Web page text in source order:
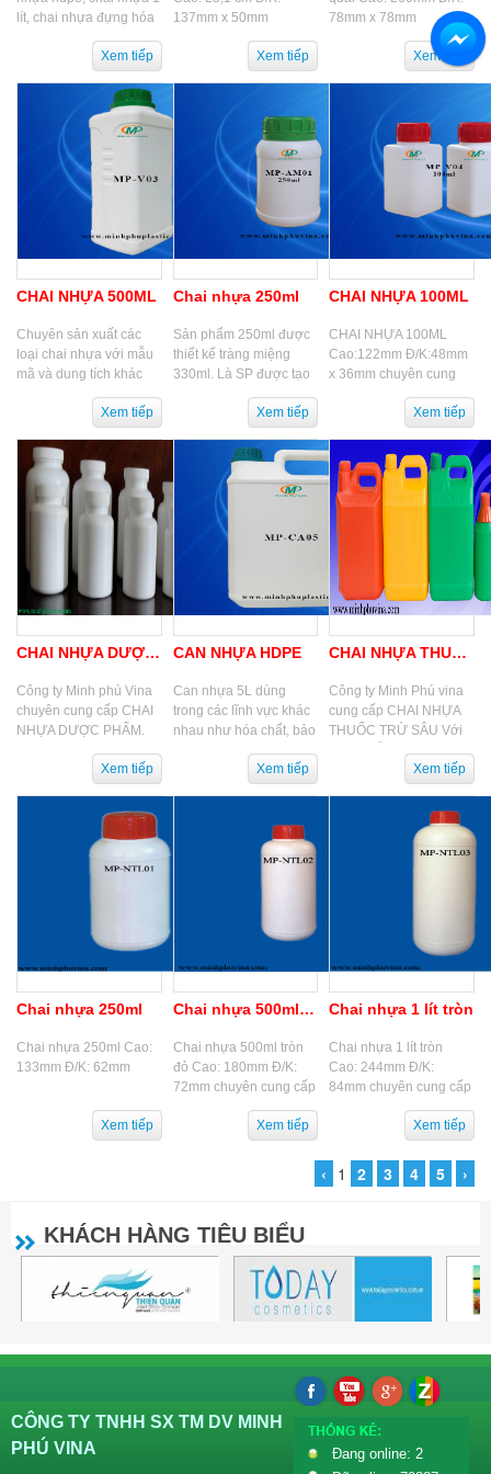
lít, chai nhựa đựng hóa
phẩm, chai nhựa thuốc
trừ sâu, chai...
137mm x 50mm
78mm x 78mm
CHAI NHỰA 500ML
Chuyên sản xuất các
loại chai nhựa với mẫu
mã và dung tích khác
chai nhựa 250ml, chai
nhựa 500ml, chai
nhựa...
Chai nhựa 250ml
Sản phẩm 250ml được
thiết kế tràng miệng
330ml. Là SP được tạo
Dùng cho các ngành:
Hóa chất, Bảo...
CHAI NHỰA 100ML
CHAI NHỰA 100ML
Cao:122mm Đ/K:48mm
x 36mm chuyên cung
100ML, chai nhựa
hdpe, chai nhựa pet,
chai nhựa bảo vệ thực...
CHAI NHỰA DƯỢC PHẨM
Công ty Minh phú Vina
chuyên cung cấp CHAI
NHỰA DƯỢC PHẨM.
bảo chất lượng - giá cả
- dịch vụ. Hy...
CAN NHỰA HDPE
Can nhựa 5L dùng
trong các lĩnh vực khác
nhau như hóa chất, bảo
bón...được làm từ nhựa
CHAI NHỰA THUỐC TRỪ SÂU
Công ty Minh Phú vina
cung cấp CHAI NHỰA
THUỐC TRỪ SÂU Với
như: loại tròn nắp gati
và không gati, chai...
Chai nhựa 250ml
Chai nhựa 250ml Cao:
133mm Đ/K: 62mm
Chai nhựa 500ml tròn đỏ
Chai nhựa 500ml tròn
đỏ Cao: 180mm Đ/K:
72mm chuyên cung cấp
đỏ, chai nhựa hdpe,
chai nhựa pet, chai
Chai nhựa 1 lít tròn
Chai nhựa 1 lít tròn
Cao: 244mm Đ/K:
84mm chuyên cung cấp
chai nhựa hdpe, chai
nhựa pet, chai nhựa
bảo vệ...
‹ 1 2 3 4 5 ›
KHÁCH HÀNG TIÊU BIỂU
Đang online: 2
CÔNG TY TNHH SX TM DV MINH
PHÚ VINA